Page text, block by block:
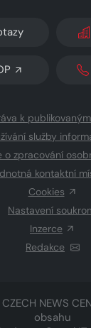
k
služby
o zpracování
kontaktní
Cookies
Nastavení
Inzerce
Redakce
CZECH NEWS
obsahu